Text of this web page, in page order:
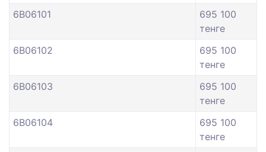
6B06101
695 100
тенге
6B06102
695 100
тенге
6B06103
695 100
тенге
6B06104
695 100
тенге